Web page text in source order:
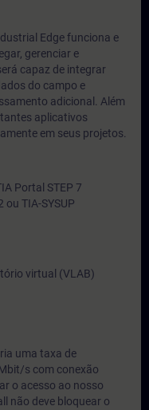
Edge funciona e
gerenciar e
capaz de integrar
do campo e
adicional. Além
aplicativos
em seus projetos.
Portal STEP 7
TIA-SYSUP
virtual (VLAB)
uma taxa de
s com conexão
o acesso ao nosso
não deve bloquear o